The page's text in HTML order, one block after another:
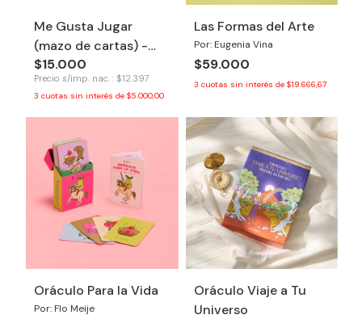
Me Gusta Jugar
(mazo de cartas) -
Tinkuy
$15.000
Precio s/imp. nac. : $12.397
3 cuotas sin interés de $5.000,00
Las Formas del Arte
Por: Eugenia Vina
$59.000
3 cuotas sin interés de $19.666,67
Oráculo Para la Vida
Por: Flo Meije
Oráculo Viaje a Tu
Universo